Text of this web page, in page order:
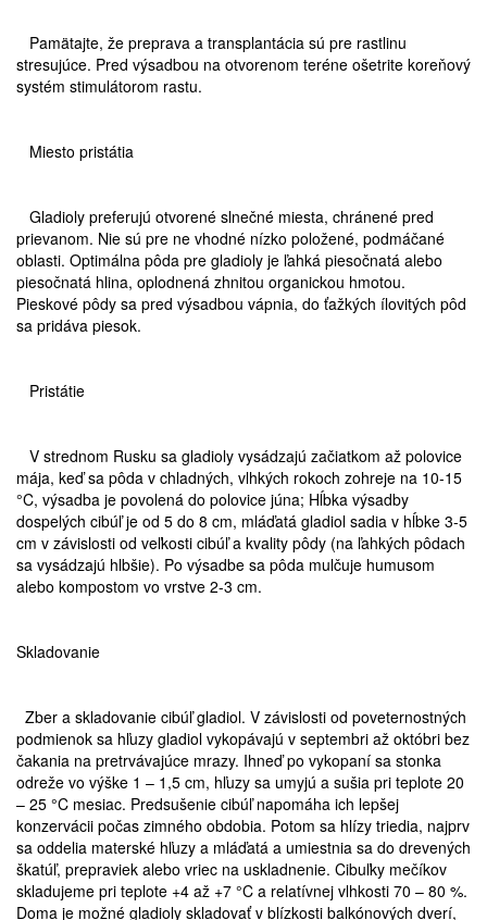
Pamätajte, že preprava a transplantácia sú pre rastlinu
stresujúce. Pred výsadbou na otvorenom teréne ošetrite koreňový
systém stimulátorom rastu.
Miesto pristátia
Gladioly preferujú otvorené slnečné miesta, chránené pred
prievanom. Nie sú pre ne vhodné nízko položené, podmáčané
oblasti. Optimálna pôda pre gladioly je ľahká piesočnatá alebo
piesočnatá hlina, oplodnená zhnitou organickou hmotou.
Pieskové pôdy sa pred výsadbou vápnia, do ťažkých ílovitých pôd
sa pridáva piesok.
Pristátie
V strednom Rusku sa gladioly vysádzajú začiatkom až polovice
mája, keď sa pôda v chladných, vlhkých rokoch zohreje na 10-15
°C, výsadba je povolená do polovice júna; Hĺbka výsadby
dospelých cibúľ je od 5 do 8 cm, mláďatá gladiol sadia v hĺbke 3-5
cm v závislosti od veľkosti cibúľ a kvality pôdy (na ľahkých pôdach
sa vysádzajú hlbšie). Po výsadbe sa pôda mulčuje humusom
alebo kompostom vo vrstve 2-3 cm.
Skladovanie
Zber a skladovanie cibúľ gladiol. V závislosti od poveternostných
podmienok sa hľuzy gladiol vykopávajú v septembri až októbri bez
čakania na pretrvávajúce mrazy. Ihneď po vykopaní sa stonka
odreže vo výške 1 – 1,5 cm, hľuzy sa umyjú a sušia pri teplote 20
– 25 °C mesiac. Predsušenie cibúľ napomáha ich lepšej
konzervácii počas zimného obdobia. Potom sa hlízy triedia, najprv
sa oddelia materské hľuzy a mláďatá a umiestnia sa do drevených
škatúľ, prepraviek alebo vriec na uskladnenie. Cibuľky mečíkov
skladujeme pri teplote +4 až +7 °C a relatívnej vlhkosti 70 – 80 %.
Doma je možné gladioly skladovať v blízkosti balkónových dverí,